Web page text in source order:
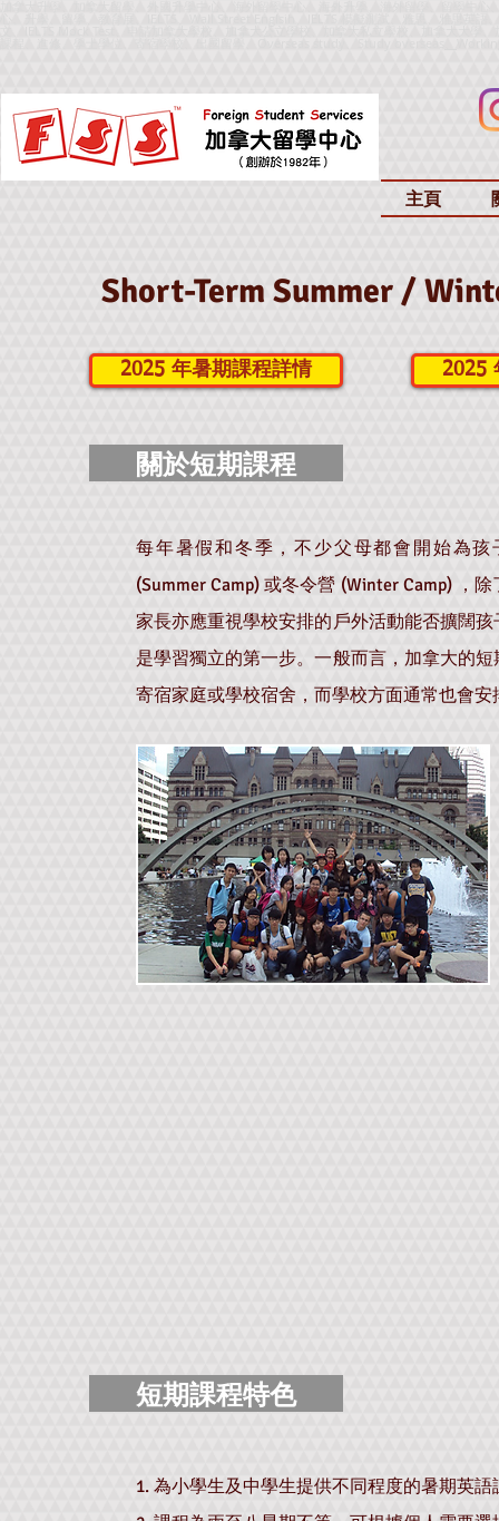
主頁
Short-Term Summer /
2025 年暑期課程詳情 2025
關於短期課程
每年暑假和冬季，不少父母都會開始為
(Summer Camp) 或冬令營 (Winter Camp) ，
家長亦應重視學校安排的戶外活動能否擴闊
是學習獨立的第一步。一般而言，加拿大的
寄宿家庭或學校宿舍，而學校方面通常也會
短期課程特色
1. 為小學生及中學生提供不同程度的暑期英語